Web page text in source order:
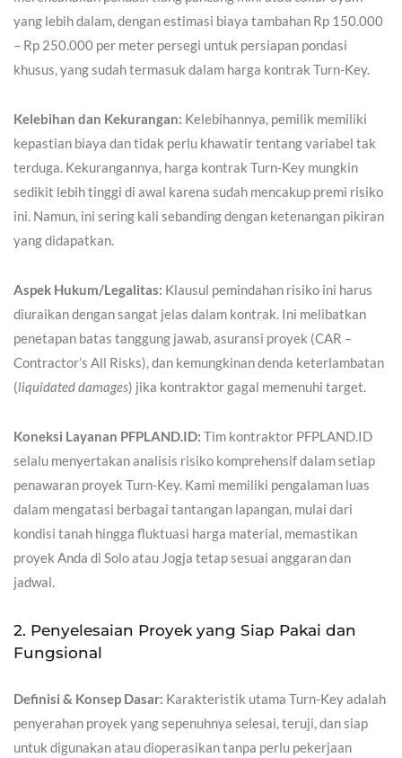
yang lebih dalam, dengan estimasi biaya tambahan Rp 150.000
– Rp 250.000 per meter persegi untuk persiapan pondasi
khusus, yang sudah termasuk dalam harga kontrak Turn-Key.
Kelebihan dan Kekurangan: Kelebihannya, pemilik memiliki
kepastian biaya dan tidak perlu khawatir tentang variabel tak
terduga. Kekurangannya, harga kontrak Turn-Key mungkin
sedikit lebih tinggi di awal karena sudah mencakup premi risiko
ini. Namun, ini sering kali sebanding dengan ketenangan pikiran
yang didapatkan.
Aspek Hukum/Legalitas: Klausul pemindahan risiko ini harus
diuraikan dengan sangat jelas dalam kontrak. Ini melibatkan
penetapan batas tanggung jawab, asuransi proyek (CAR –
Contractor’s All Risks), dan kemungkinan denda keterlambatan
(liquidated damages) jika kontraktor gagal memenuhi target.
Koneksi Layanan PFPLAND.ID: Tim kontraktor PFPLAND.ID
selalu menyertakan analisis risiko komprehensif dalam setiap
penawaran proyek Turn-Key. Kami memiliki pengalaman luas
dalam mengatasi berbagai tantangan lapangan, mulai dari
kondisi tanah hingga fluktuasi harga material, memastikan
proyek Anda di Solo atau Jogja tetap sesuai anggaran dan
jadwal.
2. Penyelesaian Proyek yang Siap Pakai dan
Fungsional
Definisi & Konsep Dasar: Karakteristik utama Turn-Key adalah
penyerahan proyek yang sepenuhnya selesai, teruji, dan siap
untuk digunakan atau dioperasikan tanpa perlu pekerjaan